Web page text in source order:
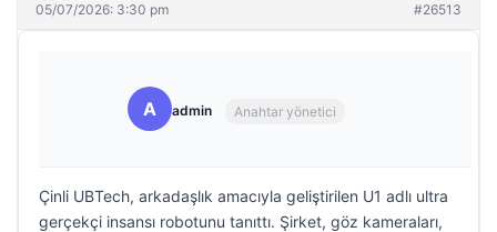
05/07/2026: 3:30 pm #26513
A admin Anahtar yönetici
Çinli UBTech, arkadaşlık amacıyla geliştirilen U1 adlı ultra
gerçekçi insansı robotunu tanıttı. Şirket, göz kameraları,